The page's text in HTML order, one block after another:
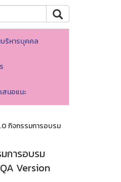
ริหารบุคคล
นอแนะ
กิจกรรมการอบรม
การอบรม
Version